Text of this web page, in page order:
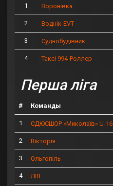
1 Воронівка
2 Воднік-EVT
3 Суднобудівник
4 Таксі 994-Роллер
Перша ліга
# Команды
1 СДЮСШОР «Миколаїв» U-16
2 Вікторія
3 Ольгопіль
4 ЛІЯ